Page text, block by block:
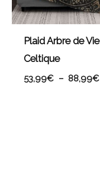
Plaid Arbre de Vie
Celtique
53,99€ – 88,99€